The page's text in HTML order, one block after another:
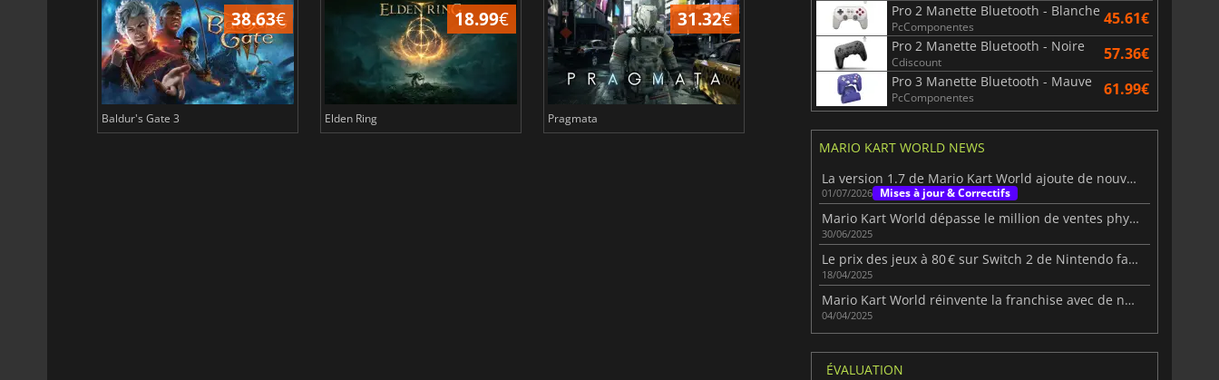
38.63€
Baldur's Gate 3
18.99€
Elden Ring
31.32€
Pragmata
6.75€ 15.48
Pro 2 Manette Bluetooth - Blanche
PcComponentes 45.61€
Pro 2 Manette Bluetooth - Noire
Cdiscount 57.36€
Pro 3 Manette Bluetooth - Mauve
PcComponentes 61.99€
MARIO KART WORLD NEWS
La version 1.7 de Mario Kart World ajoute de nouveaux « Knockout Tours »
01/07/2026 Mises à jour & Correctifs
Mario Kart World dépasse le million de ventes physiques rien qu'au Japon
30/06/2025
Le prix des jeux à 80 € sur Switch 2 de Nintendo fait débat chez les joueurs
18/04/2025
Mario Kart World réinvente la franchise avec de nouvelles mécaniques audacieuses
04/04/2025
ÉVALUATION